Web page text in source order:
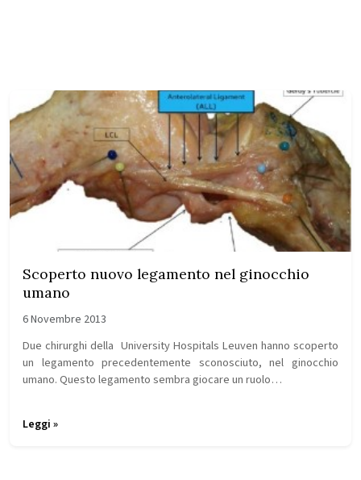
Scoperto nuovo legamento nel ginocchio
umano
6 Novembre 2013
Due chirurghi della University Hospitals Leuven hanno scoperto
un legamento precedentemente sconosciuto, nel ginocchio
umano. Questo legamento sembra giocare un ruolo…
Leggi »